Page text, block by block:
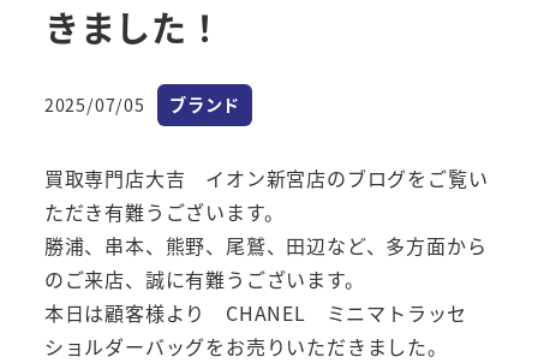
きました！
投稿日
2025/07/05 カテゴリー
ブランド
買取専門店大吉 イオン新宮店のブログをご覧い
ただき有難うございます。
勝浦、串本、熊野、尾鷲、田辺など、多方面から
のご来店、誠に有難うございます。
本日は顧客様より CHANEL ミニマトラッセ
ショルダーバッグをお売りいただきました。